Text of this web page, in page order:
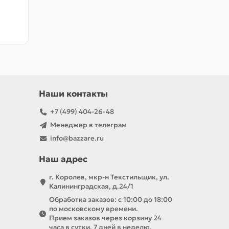
Наши контакты
+7 (499) 404-26-48
Менеджер в телеграм
info@bazzare.ru
Наш адрес
г. Королев, мкр-н Текстильщик, ул.
Калининградская, д.24/1
Обработка заказов: с 10:00 до 18:00
по московскому времени.
Прием заказов через корзину 24